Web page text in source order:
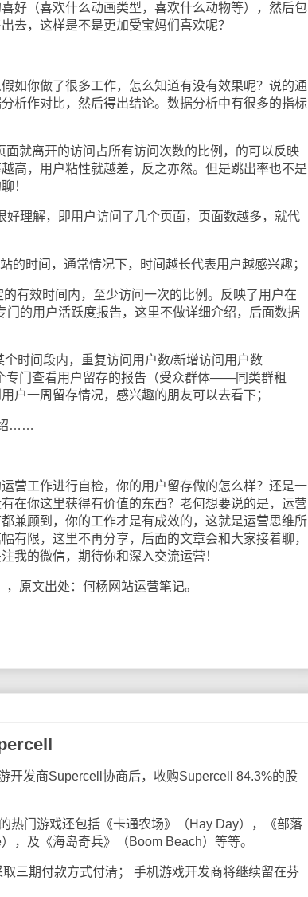
好（喜欢什么动画类型，喜欢什么动物等），然后包
去，这样是不是更加受宝妈们喜欢呢？
你做了很多工作，怎么知道有没有效果呢？说的通
析作对比，然后得出结论。数据分析中有很多的指标
就离开的访问占所有访问次数的比例，的可以反映
高，用户粘性就越差，反之亦然。但是跳出率也不是
！
理解，即用户访问了几个页面，页面数越多，就代
时间，通常情况下，时间越长代表用户越感兴趣；
效时间内，至少访问一次的比例。反映了用户在
的用户活跃度报告，这里不做详细介绍，后面数据
间段内，重复访问用户数/新增访问用户数
专门查看用户留存的报告（受众群体——同类群租
一周留存情况，感兴趣的朋友可以去看下；
绍……
工作进行自检，你的用户留存做的怎么样？还是一
在你这里获得有价值的东西？老何想要说的是，运营
兼顾到，你的工作才是有成效的，这就是运营思维所
有限，这里不再分享，后面的文章会和大家接着聊，
我的微信，期待你和深入交流运营！
原文出处：何杨网站运营笔记。
发商Supercell协商后，收购Supercell 84.3%的股
门游戏还包括《卡通农场》（Hay Day），《部落
，及《海岛奇兵》（Boom Beach）等等。
期付款方式付清； 手机游戏开发商将继续留在芬